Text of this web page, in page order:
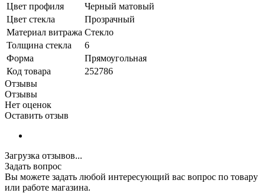
Цвет профиля
Черный матовый
Цвет стекла
Прозрачный
Материал витража Стекло
Толщина стекла
6
Форма
Прямоугольная
Код товара
252786
Отзывы
Отзывы
Нет оценок
Оставить отзыв
Загрузка отзывов...
Задать вопрос
Вы можете задать любой интересующий вас вопрос по товару
или работе магазина.